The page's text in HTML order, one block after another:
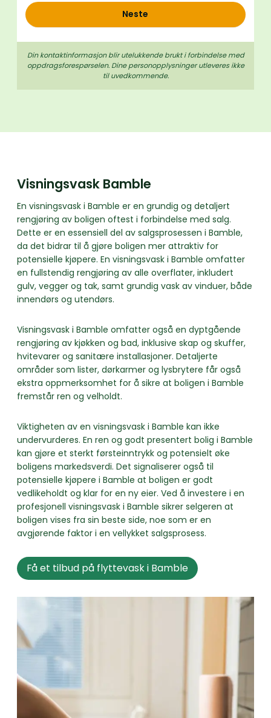
d
Neste
Din kontaktinformasjon blir utelukkende brukt i forbindelse med
oppdrags­forespørselen. Dine person­­opplysninger utleveres ikke
til uvedkommende.
Visningsvask Bamble
En visningsvask i Bamble er en grundig og detaljert
rengjøring av boligen oftest i forbindelse med salg.
Dette er en essensiell del av salgsprosessen i Bamble,
da det bidrar til å gjøre boligen mer attraktiv for
potensielle kjøpere. En visningsvask i Bamble omfatter
en fullstendig rengjøring av alle overflater, inkludert
gulv, vegger og tak, samt grundig vask av vinduer, både
innendørs og utendørs.
Visningsvask i Bamble omfatter også en dyptgående
rengjøring av kjøkken og bad, inklusive skap og skuffer,
hvitevarer og sanitære installasjoner. Detaljerte
områder som lister, dørkarmer og lysbrytere får også
ekstra oppmerksomhet for å sikre at boligen i Bamble
fremstår ren og velholdt.
Viktigheten av en visningsvask i Bamble kan ikke
undervurderes. En ren og godt presentert bolig i Bamble
kan gjøre et sterkt førsteinntrykk og potensielt øke
boligens markedsverdi. Det signaliserer også til
potensielle kjøpere i Bamble at boligen er godt
vedlikeholdt og klar for en ny eier. Ved å investere i en
profesjonell visningsvask i Bamble sikrer selgeren at
boligen vises fra sin beste side, noe som er en
avgjørende faktor i en vellykket salgsprosess.
Få et tilbud på flyttevask i Bamble